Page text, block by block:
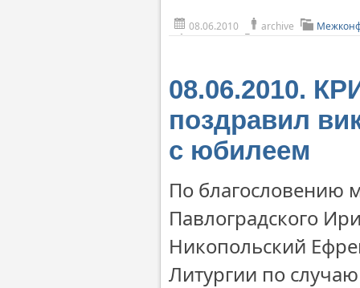
08.06.2010 archive
08.06.2010.
поздравил
с юбилеем
По благословению
Павлоградского
Никопольский
Литургии по